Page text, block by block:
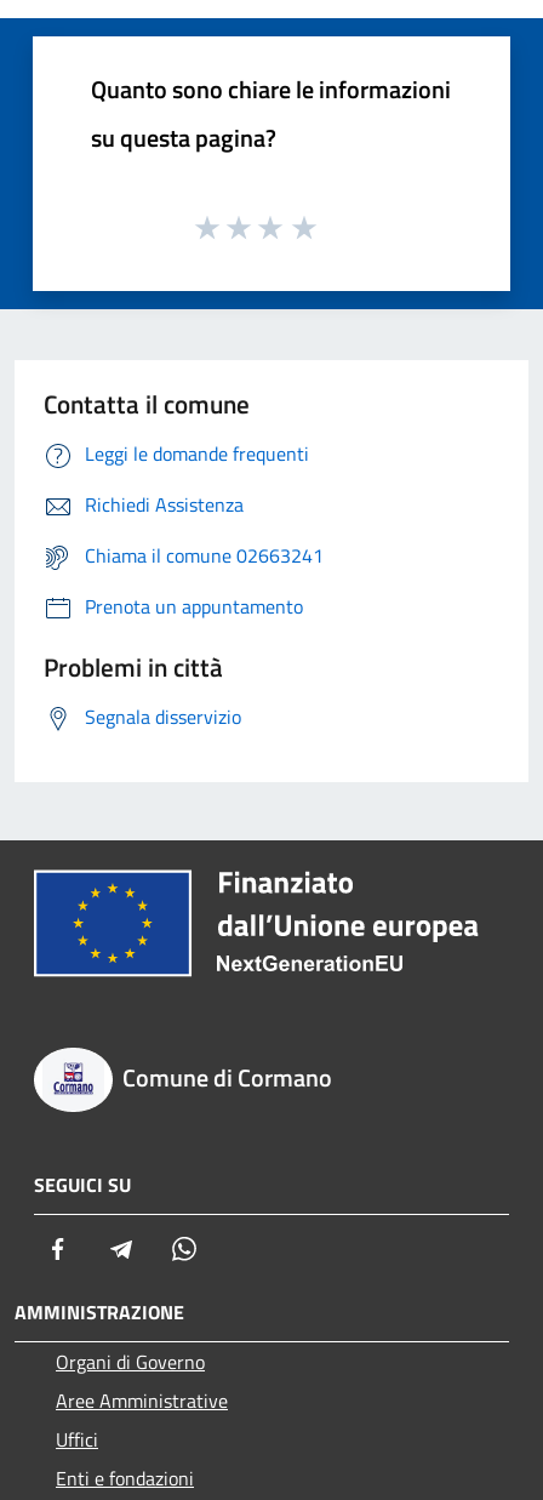
Quanto sono chiare le informazioni
su questa pagina?
Contatta il comune
Leggi le domande frequenti
Richiedi Assistenza
Chiama il comune 02663241
Prenota un appuntamento
Problemi in città
Segnala disservizio
Comune di Cormano
SEGUICI SU
Facebook Telegram
AMMINISTRAZIONE
Organi di Governo
Aree Amministrative
Uffici
Enti e fondazioni